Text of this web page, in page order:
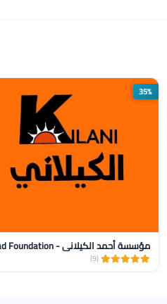
35%
(9)